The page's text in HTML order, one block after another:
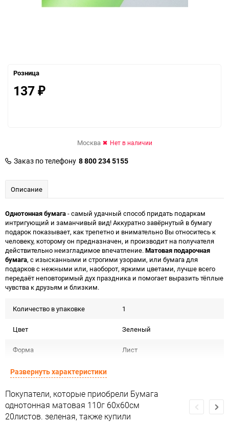
Розница
137 ₽
Москва Нет в наличии
Заказ по телефону 8 800 234 5155
Описание
Однотонная бумага- самый удачный способ придать подаркам
интригующий и заманчивый вид! Аккуратно завёрнутый в бумагу
подарок показывает, как трепетно и внимательно Вы относитесь к
человеку, которому он предназначен, и производит на получателя
действительно неизгладимое впечатление.Матовая подарочная
бумага, с изысканными и строгими узорами, или бумага для
подарков с нежными или, наоборот, яркими цветами, лучше всего
передаёт неповторимый дух праздника и помогает выразить тёплые
чувства к друзьям и близким.
Количество в упаковке 1
Цвет Зеленый
Форма Лист
Срок годности
Предназначение товара Для флористики
Сертификация зеленый
Развернуть характеристики
Покупатели, которые приобрели Бумага
однотонная матовая 110г 60х60см
20листов. зеленая, также купили